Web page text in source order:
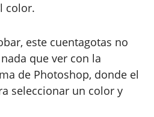
color.
este cuentagotas no
que ver con la
de Photoshop, donde el
seleccionar un color y